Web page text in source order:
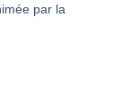
par la